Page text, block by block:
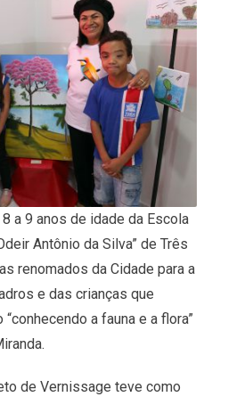
a 9 anos de idade da Escola
Antônio da Silva” de Três
renomados da Cidade para a
e das crianças que
a fauna e a flora”
de Vernissage teve como